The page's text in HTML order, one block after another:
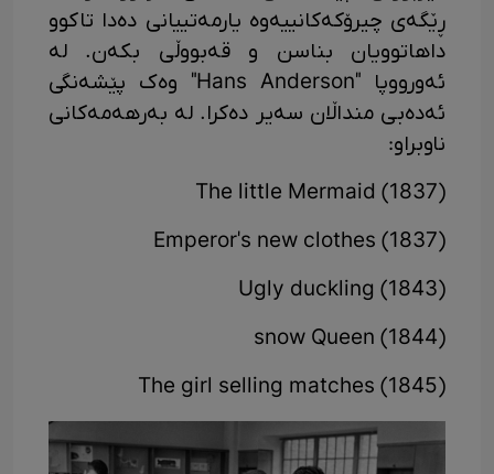
ڕێگەی چیرۆکەکانییەوە یارمەتییانی دەدا تاکوو
داهاتوویان بناسن و قەبووڵی بکەن. لە
ئەورووپا "Hans Anderson" وەک پێشەنگی
ئەدەبی منداڵان سەیر دەکرا. لە بەرهەمەکانی
ناوبراو:
The little Mermaid (1837)
Emperor's new clothes (1837)
Ugly duckling (1843)
snow Queen (1844)
The girl selling matches (1845)